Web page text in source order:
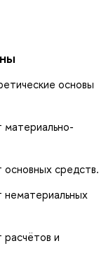
основы
материально-
средств.
нематериальных
и